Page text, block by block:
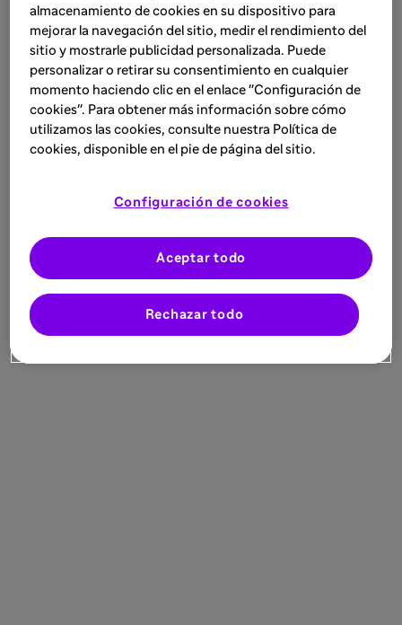
almacenamiento de cookies en su dispositivo para
mejorar la navegación del sitio, medir el rendimiento del
sitio y mostrarle publicidad personalizada. Puede
personalizar o retirar su consentimiento en cualquier
momento haciendo clic en el enlace "Configuración de
cookies". Para obtener más información sobre cómo
utilizamos las cookies, consulte nuestra Política de
cookies, disponible en el pie de página del sitio.
Configuración de cookies
Rechazar todo
Aceptar todo